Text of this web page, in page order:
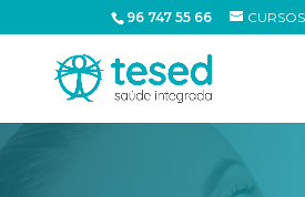
96 747 55 66